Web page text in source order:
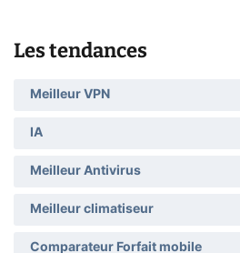
Les tendances
Meilleur VPN
IA
Meilleur Antivirus
Meilleur climatiseur
Comparateur Forfait mobile